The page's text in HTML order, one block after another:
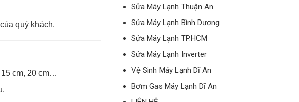
quý khách.
15 cm, 20 cm…
Sửa Máy Lạnh Thuận An
Sửa Máy Lạnh Bình Dương
Sửa Máy Lạnh TP.HCM
Sửa Máy Lạnh Inverter
Vệ Sinh Máy Lạnh Dĩ An
Bơm Gas Máy Lạnh Dĩ An